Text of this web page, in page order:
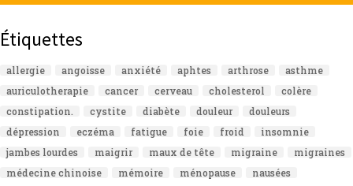
Étiquettes
allergie angoisse anxiété aphtes arthrose
asthme
auriculotherapie
cancer cerveau cholesterol
colère
constipation.
cystite diabète douleur
douleurs
dépression
eczéma fatigue foie froid
insomnie
jambes lourdes
maigrir maux de tête migraine
migraines
médecine chinoise
mémoire ménopause
nausées